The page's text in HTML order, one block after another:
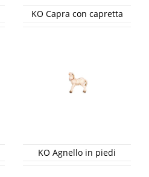
KO Capra con capretta
KO Agnello in piedi